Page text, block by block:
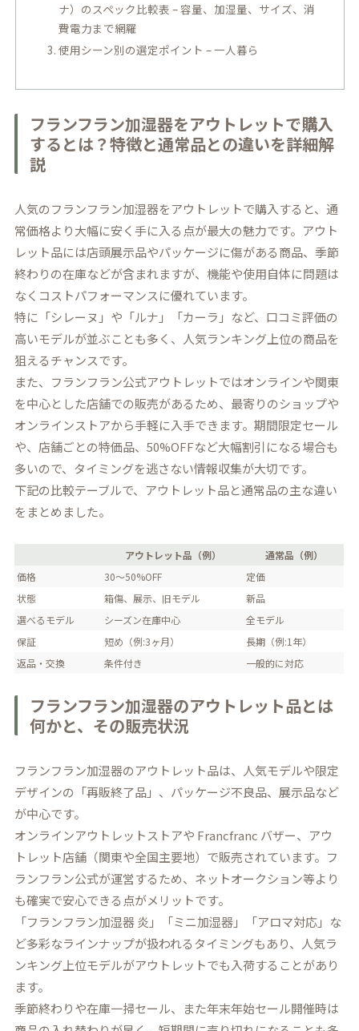
ナ）のスペック比較表 – 容量、加湿量、サイズ、消
費電力まで網羅
使用シーン別の選定ポイント – 一人暮ら
フランフラン加湿器をアウトレットで購入
するとは？特徴と通常品との違いを詳細解
説
人気のフランフラン加湿器をアウトレットで購入すると、通
常価格より大幅に安く手に入る点が最大の魅力です。アウト
レット品には店頭展示品やパッケージに傷がある商品、季節
終わりの在庫などが含まれますが、機能や使用自体に問題は
なくコストパフォーマンスに優れています。
特に「シレーヌ」や「ルナ」「カーラ」など、口コミ評価の
高いモデルが並ぶことも多く、人気ランキング上位の商品を
狙えるチャンスです。
また、フランフラン公式アウトレットではオンラインや関東
を中心とした店舗での販売があるため、最寄りのショップや
オンラインストアから手軽に入手できます。期間限定セール
や、店舗ごとの特価品、50%OFFなど大幅割引になる場合も
多いので、タイミングを逃さない情報収集が大切です。
下記の比較テーブルで、アウトレット品と通常品の主な違い
をまとめました。
アウトレット品（例）
通常品（例）
価格
30～50%OFF
定価
状態
箱傷、展示、旧モデル
新品
選べるモデル
シーズン在庫中心
全モデル
保証
短め（例:3ヶ月）
長期（例:1年）
返品・交換
条件付き 一般的に対応
フランフラン加湿器のアウトレット品とは
何かと、その販売状況
フランフラン加湿器のアウトレット品は、人気モデルや限定
デザインの「再販終了品」、パッケージ不良品、展示品など
が中心です。
オンラインアウトレットストアや Francfranc バザー、アウ
トレット店舗（関東や全国主要地）で販売されています。フ
ランフラン公式が運営するため、ネットオークション等より
も確実で安心できる点がメリットです。
「フランフラン加湿器 炎」「ミニ加湿器」「アロマ対応」な
ど多彩なラインナップが扱われるタイミングもあり、人気ラ
ンキング上位モデルがアウトレットでも入荷することがあり
ます。
季節終わりや在庫一掃セール、また年末年始セール開催時は